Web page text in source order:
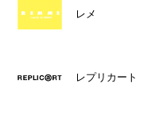
レメ
レプリカート